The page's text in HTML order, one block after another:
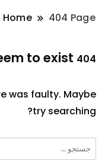
Home 404 Page
404
was faulty. Maybe
try searching?